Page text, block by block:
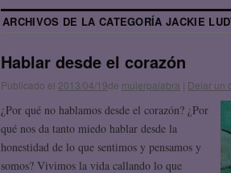
ARCHIVOS DE LA CATEGORÍAJACKIE
Hablar desde el corazón
Publicado el 2013/04/19de mujerpalabra | Dejar un
¿Por qué no hablamos desde el corazón? ¿Por
qué nos da tanto miedo hablar desde la
honestidad de lo que sentimos y pensamos y
somos? Vivimos la vida callando lo que